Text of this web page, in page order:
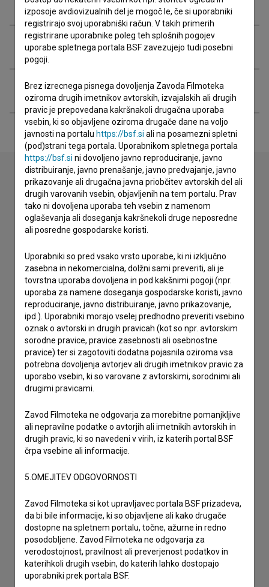
Organizacije
Razširjeni podatki
Stik z uredništvom
Spoštovani, s pomočjo spodnjega obrazca lahko stopite v
stik z uredništvom Baze slovenskih filmov. Veseli bomo vaših
imam vprašanje
prijavljam napako
želim dodati podatke
drugo
izposoje avdiovizualnih del je mogoč le, če si uporabniki
registrirajo svoj uporabniški račun. V takih primerih
registrirane uporabnike poleg teh splošnih pogojev
uporabe spletnega portala BSF zavezujejo tudi posebni
pogoji.
Brez izrecnega pisnega dovoljenja Zavoda Filmoteka
oziroma drugih imetnikov avtorskih, izvajalskih ali drugih
pravic je prepovedana kakršnakoli drugačna uporaba
vsebin, ki so objavljene oziroma drugače dane na voljo
javnosti na portalu https://bsf.si ali na posamezni spletni
(pod)strani tega portala. Uporabnikom spletnega portala
https://bsf.si ni dovoljeno javno reproduciranje, javno
distribuiranje, javno prenašanje, javno predvajanje, javno
prikazovanje ali drugačna javna priobčitev avtorskih del ali
drugih varovanih vsebin, objavljenih na tem portalu. Prav
tako ni dovoljena uporaba teh vsebin z namenom
oglaševanja ali doseganja kakršnekoli druge neposredne
ali posredne gospodarske koristi.
Uporabniki so pred vsako vrsto uporabe, ki ni izključno
zasebna in nekomercialna, dolžni sami preveriti, ali je
tovrstna uporaba dovoljena in pod kakšnimi pogoji (npr.
uporaba za namene doseganja gospodarske koristi, javno
reproduciranje, javno distribuiranje, javno prikazovanje,
ipd.). Uporabniki morajo vselej predhodno preveriti vsebino
oznak o avtorski in drugih pravicah (kot so npr. avtorskim
sorodne pravice, pravice zasebnosti ali osebnostne
pravice) ter si zagotoviti dodatna pojasnila oziroma vsa
potrebna dovoljenja avtorjev ali drugih imetnikov pravic za
uporabo vsebin, ki so varovane z avtorskimi, sorodnimi ali
drugimi pravicami.
Zavod Filmoteka ne odgovarja za morebitne pomanjkljive
ali nepravilne podatke o avtorjih ali imetnikih avtorskih in
drugih pravic, ki so navedeni v virih, iz katerih portal BSF
črpa vsebine ali informacije.
5.OMEJITEV ODGOVORNOSTI
Zavod Filmoteka si kot upravljavec portala BSF prizadeva,
da bi bile informacije, ki so objavljene ali kako drugače
dostopne na spletnem portalu, točne, ažurne in redno
posodobljene. Zavod Filmoteka ne odgovarja za
verodostojnost, pravilnost ali preverjenost podatkov in
katerihkoli drugih vsebin, do katerih lahko dostopajo
uporabniki prek portala BSF.